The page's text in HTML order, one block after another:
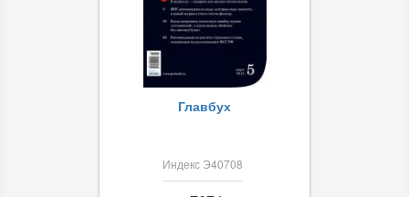
Главбух
Индекс Э40708